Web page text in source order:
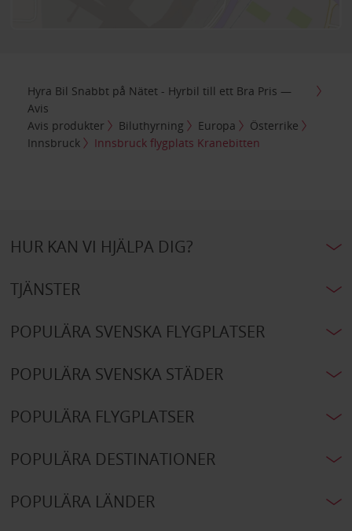
Hyra Bil Snabbt på Nätet - Hyrbil till ett Bra Pris —
Avis
Avis produkter
Biluthyrning Europa
Österrike
Innsbruck
Innsbruck flygplats Kranebitten
HUR KAN VI HJÄLPA DIG?
TJÄNSTER
POPULÄRA SVENSKA FLYGPLATSER
POPULÄRA SVENSKA STÄDER
POPULÄRA FLYGPLATSER
POPULÄRA DESTINATIONER
POPULÄRA LÄNDER